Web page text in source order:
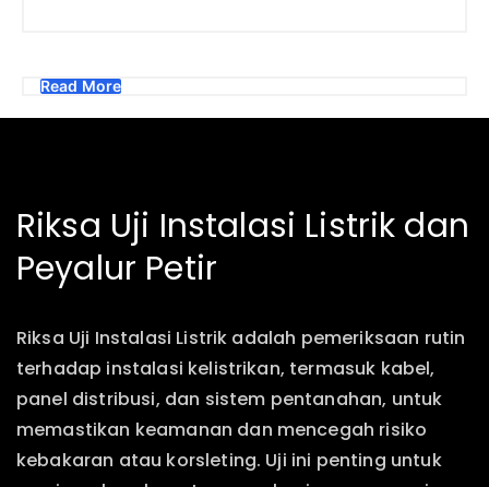
Read More
Riksa Uji Instalasi Listrik dan
Peyalur Petir
Riksa Uji Instalasi Listrik adalah pemeriksaan rutin
terhadap instalasi kelistrikan, termasuk kabel,
panel distribusi, dan sistem pentanahan, untuk
memastikan keamanan dan mencegah risiko
kebakaran atau korsleting. Uji ini penting untuk